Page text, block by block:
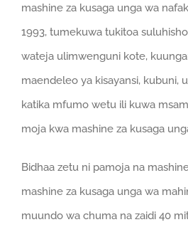
mashine za kusaga unga wa
1993, tumekuwa tukitoa
wateja ulimwenguni kote,
maendeleo ya kisayansi, kubuni,
katika mfumo wetu ili kuwa
moja kwa mashine za kusaga
Bidhaa zetu ni pamoja na
mashine za kusaga unga wa
muundo wa chuma na zaidi 40